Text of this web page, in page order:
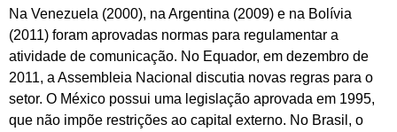
Na Venezuela (2000), na Argentina (2009) e na Bolívia
(2011) foram aprovadas normas para regulamentar a
atividade de comunicação. No Equador, em dezembro de
2011, a Assembleia Nacional discutia novas regras para o
setor. O México possui uma legislação aprovada em 1995,
que não impõe restrições ao capital externo. No Brasil, o